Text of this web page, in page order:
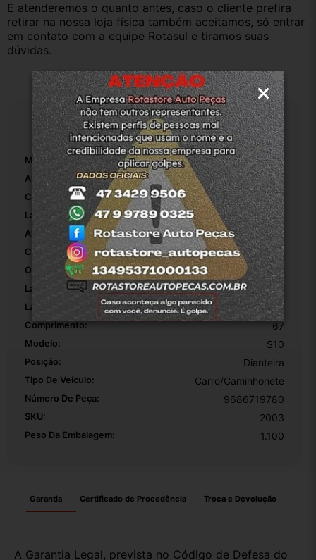
E atenderemos o quanto antes, caso o cliente prefira
retirar na nossa loja física também aceitamos, só entrar
em contato com a equipe Rotasul e tiramos suas
dúvidas.
Especificações
Marca: Chevrolet
Altura: 1
Comprimento Da Embalagem: 80
Largura Da Embalagem: 45
Altura Da Embalagem: 35
Código OEM: 1
Origem: Rotasuljoinville
Lado: Direito
Largura: 16
Comprimento: 67
Modelo: S10
Posição: Dianteira
Tipo De Veículo: Carro/Caminhonete
Número De Peça: 9686719780
SKU: 2003
Peso Da Embalagem: 1.100
Garantia Certificado de Procedência Troca e Devolução
A Garantia Legal, prevista no Código de Defesa do